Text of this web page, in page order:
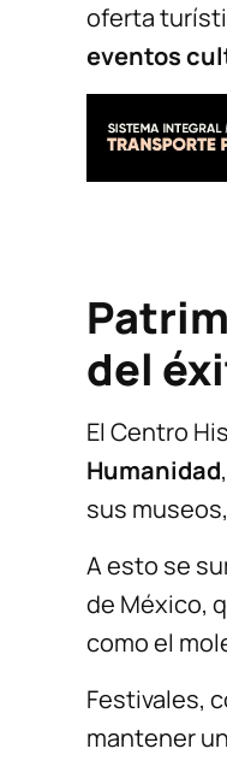
oferta
eventos
del
El Centro
Humanidad
sus
A esto se
de México,
como el
Festivales,
mantener